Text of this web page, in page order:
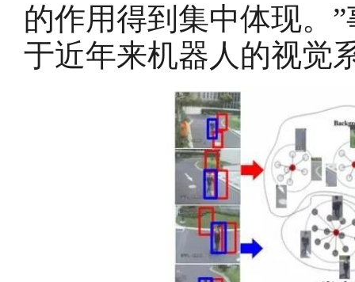
的作用得到集中体现。
于近年来机器人的视觉